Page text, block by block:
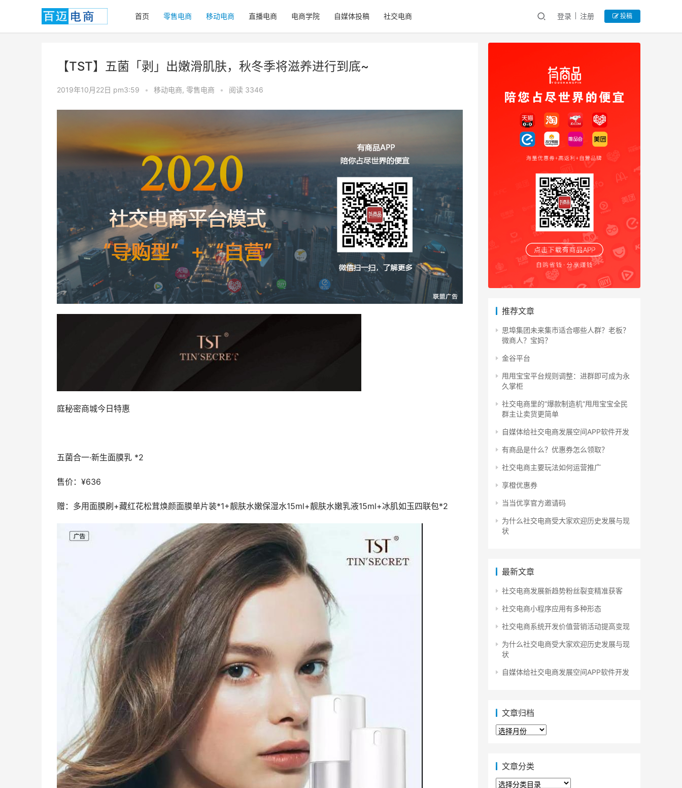
首页 零售电商 移动电商 直播电商 电商学院 自媒体投稿 社交电商 登录 注册 投稿
【TST】五菌「剥」出嫩滑肌肤，秋冬季将滋养进行到底~
2019年10月22日 pm3:59 • 移动电商, 零售电商 • 阅读 3346
庭秘密商城今日特惠
五菌合一·新生面膜乳 *2
售价：¥636
赠：多用面膜刷+藏红花松茸焕颜面膜单片装*1+靓肤水嫩保湿水15ml+靓肤水嫩乳液15ml+冰肌如玉四联包*2
推荐文章
思埠集团未来集市适合哪些人群？老板？
微商人？宝妈？
金谷平台
甩甩宝宝平台规则调整：进群即可成为永
久掌柜
社交电商里的“爆款制造机”甩甩宝宝全民
群主让卖货更简单
自媒体给社交电商发展空间APP软件开发
有商品是什么？优惠券怎么领取？
社交电商主要玩法如何运营推广
享橙优惠券
当当优享官方邀请码
为什么社交电商受大家欢迎历史发展与现
状
最新文章
社交电商发展新趋势粉丝裂变精准获客
社交电商小程序应用有多种形态
社交电商系统开发价值营销活动提高变现
为什么社交电商受大家欢迎历史发展与现
状
自媒体给社交电商发展空间APP软件开发
文章归档
文
文章分类
文